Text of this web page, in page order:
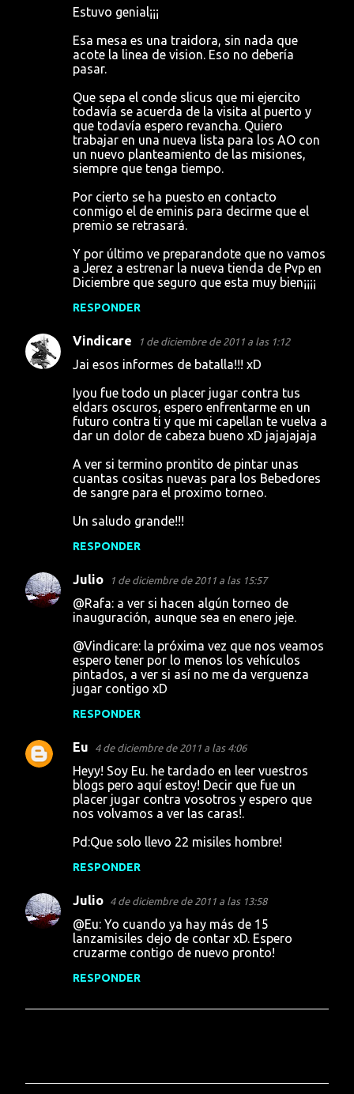
Estuvo genial¡¡¡
Esa mesa es una traidora, sin nada que
acote la linea de vision. Eso no debería
pasar.
Que sepa el conde slicus que mi ejercito
todavía se acuerda de la visita al puerto y
que todavía espero revancha. Quiero
trabajar en una nueva lista para los AO con
un nuevo planteamiento de las misiones,
siempre que tenga tiempo.
Por cierto se ha puesto en contacto
conmigo el de eminis para decirme que el
premio se retrasará.
Y por último ve preparandote que no vamos
a Jerez a estrenar la nueva tienda de Pvp en
Diciembre que seguro que esta muy bien¡¡¡¡
RESPONDER
Vindicare 1 de diciembre de 2011 a las 1:12
Jai esos informes de batalla!!! xD
Iyou fue todo un placer jugar contra tus
eldars oscuros, espero enfrentarme en un
futuro contra ti y que mi capellan te vuelva a
dar un dolor de cabeza bueno xD jajajajaja
A ver si termino prontito de pintar unas
cuantas cositas nuevas para los Bebedores
de sangre para el proximo torneo.
Un saludo grande!!!
RESPONDER
Julio 1 de diciembre de 2011 a las 15:57
@Rafa: a ver si hacen algún torneo de
inauguración, aunque sea en enero jeje.
@Vindicare: la próxima vez que nos veamos
espero tener por lo menos los vehículos
pintados, a ver si así no me da verguenza
jugar contigo xD
RESPONDER
Eu 4 de diciembre de 2011 a las 4:06
Heyy! Soy Eu. he tardado en leer vuestros
blogs pero aquí estoy! Decir que fue un
placer jugar contra vosotros y espero que
nos volvamos a ver las caras!.
Pd:Que solo llevo 22 misiles hombre!
RESPONDER
Julio 4 de diciembre de 2011 a las 13:58
@Eu: Yo cuando ya hay más de 15
lanzamisiles dejo de contar xD. Espero
cruzarme contigo de nuevo pronto!
RESPONDER